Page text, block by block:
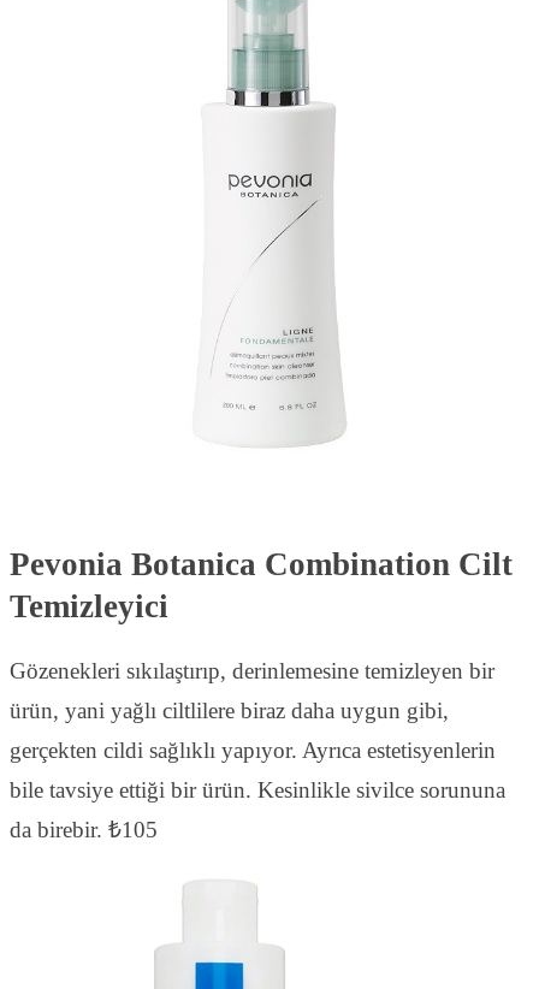
Pevonia Botanica Combination Cilt
Temizleyici
Gözenekleri sıkılaştırıp, derinlemesine temizleyen bir
ürün, yani yağlı ciltlilere biraz daha uygun gibi,
gerçekten cildi sağlıklı yapıyor. Ayrıca estetisyenlerin
bile tavsiye ettiği bir ürün. Kesinlikle sivilce sorununa
da birebir. ₺105